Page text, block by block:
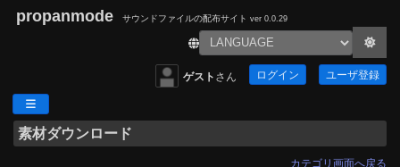
propanmode サウンドファイルの配布サイト ver 0.0.29
ゲスト さん ログイン ユーザ登録
素材ダウンロード
カテゴリ画面へ戻る